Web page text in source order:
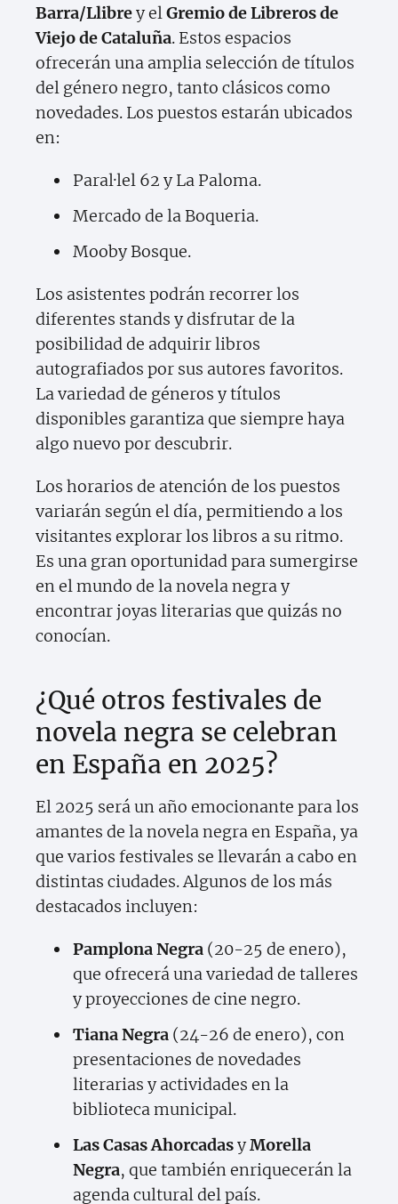
Barra/Llibrey elGremio de Libreros de
Viejo de Cataluña. Estos espacios
ofrecerán una amplia selección de títulos
del género negro, tanto clásicos como
novedades. Los puestos estarán ubicados
en:
Paral·lel 62 y La Paloma.
Mercado de la Boqueria.
Mooby Bosque.
Los asistentes podrán recorrer los
diferentes stands y disfrutar de la
posibilidad de adquirir libros
autografiados por sus autores favoritos.
La variedad de géneros y títulos
disponibles garantiza que siempre haya
algo nuevo por descubrir.
Los horarios de atención de los puestos
variarán según el día, permitiendo a los
visitantes explorar los libros a su ritmo.
Es una gran oportunidad para sumergirse
en el mundo de la novela negra y
encontrar joyas literarias que quizás no
conocían.
¿Qué otros festivales de
novela negra se celebran
en España en 2025?
El 2025 será un año emocionante para los
amantes de la novela negra en España, ya
que varios festivales se llevarán a cabo en
distintas ciudades. Algunos de los más
destacados incluyen:
Pamplona Negra (20-25 de enero),
que ofrecerá una variedad de talleres
y proyecciones de cine negro.
Tiana Negra (24-26 de enero), con
presentaciones de novedades
literarias y actividades en la
biblioteca municipal.
Las Casas AhorcadasyMorella
Negra, que también enriquecerán la
agenda cultural del país.